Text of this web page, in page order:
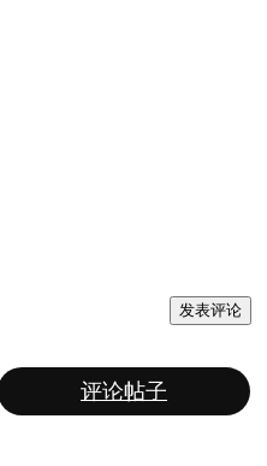
发表评论
评论帖子